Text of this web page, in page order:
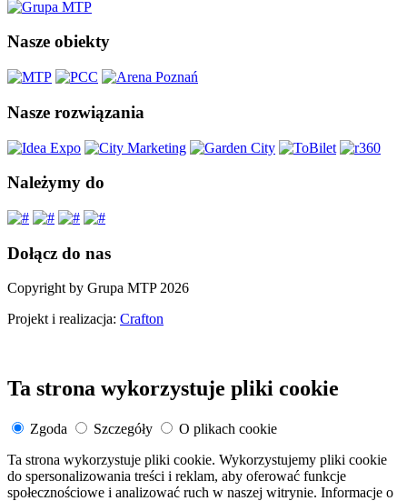
Nasze obiekty
Nasze rozwiązania
Należymy do
Dołącz do nas
Copyright by Grupa MTP 2026
Projekt i realizacja: Crafton
Ta strona wykorzystuje pliki cookie
Zgoda Szczegóły
O plikach cookie
Ta strona wykorzystuje pliki cookie. Wykorzystujemy pliki cookie
do spersonalizowania treści i reklam, aby oferować funkcje
społecznościowe i analizować ruch w naszej witrynie. Informacje o